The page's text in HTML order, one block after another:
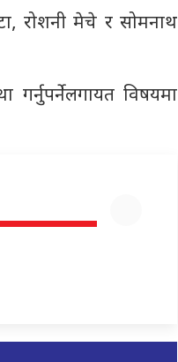
रोशनी मेचे र सोमनाथ
विषयमा